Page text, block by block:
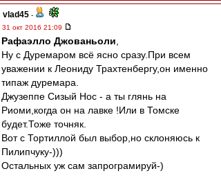
vlad45 -
31 окт 2016 21:09
Рафаэлло Джованьоли
Ну с Дуремаром всё ясно сразу.При всем
уважении к Леониду Трахтенбергу,он именно
типаж дуремара.
Джузеппе Сизый Нос - а ты глянь на
Риоми,когда он на лавке !Или в Томске
будет.Тоже точняк.
Вот с Тортиллой был выбор,но склоняюсь к
Пилипчуку-)))
Остальных уж сам запрограмируй-)